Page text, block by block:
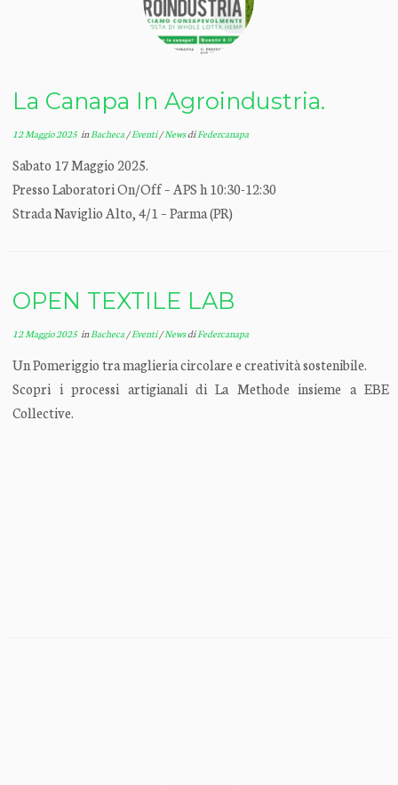
La Canapa In Agroindustria.
12 Maggio 2025inBacheca /Eventi/NewsdiFedercanapa
Sabato 17 Maggio 2025.
Presso Laboratori On/Off – APS h 10:30-12:30
Strada Naviglio Alto, 4/1 – Parma (PR)
OPEN TEXTILE LAB
12 Maggio 2025inBacheca /Eventi/NewsdiFedercanapa
Un Pomeriggio tra maglieria circolare e creatività sostenibile.
Scopri i processi artigianali di La Methode insieme a EBE
Collective.